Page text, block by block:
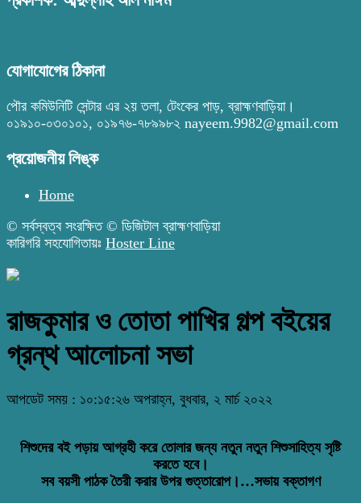
যোগাযোগের ঠিকানা
পৌর কমিউনিটি সেন্টার এর ২য় তলা, টেংকের পাড়, ব্রাহ্মণবাড়িয়া।
০১৯১০-০৩০১০১, ০১৯৭৬-৭৮৯৯৮২ nayeem.9982@gmail.com
প্রয়োজনীয় লিঙ্ক
Home
© সর্বস্বত্ব সংরক্ষিত © ডিজিটাল ব্রাহ্মণবাড়িয়া
কারিগরি সহযোগিতায়ঃ Hoster Line
রাজকুমার ও তোতা পাখির গল্প বইয়ের
গ্রন্থ আলোচনা সভা
আপডেট সময় : ১০:১৫:২৬ অপরাহ্ন, বুধবার, ২ মার্চ ২০২২
শিশুদের বই পড়ায় আগ্রহী করে তোলার জন্য নতুন নতুন শিশুসাহিত্য সৃষ্টি
করতে হবে।
সব বয়সী পাঠক তৈরী করার উপর গুত্তারোপ।…সভায় বক্তাগণ